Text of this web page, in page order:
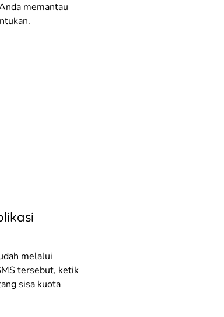
memantau
melalui
tersebut, ketik
sisa kuota